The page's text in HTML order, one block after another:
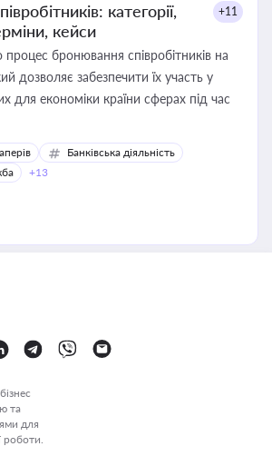
категорії,
кейси
+11
процес бронювання співробітників на
дозволяє забезпечити їх участь у
для економіки країни сферах під час
Банківська діяльність
+13
та
для
роботи.